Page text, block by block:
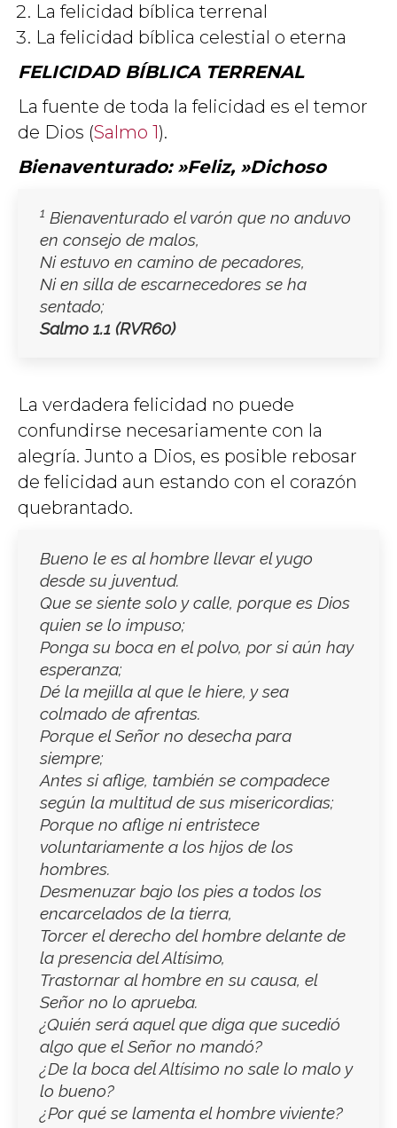
La felicidad bíblica terrenal
La felicidad bíblica celestial o eterna
FELICIDAD BÍBLICA TERRENAL
La fuente de toda la felicidad es el temor
de Dios (Salmo 1).
Bienaventurado: »Feliz, »Dichoso
1 Bienaventurado el varón que no anduvo
en consejo de malos,
Ni estuvo en camino de pecadores,
Ni en silla de escarnecedores se ha
sentado;
Salmo 1.1 (RVR60)
La verdadera felicidad no puede
confundirse necesariamente con la
alegría. Junto a Dios, es posible rebosar
de felicidad aun estando con el corazón
quebrantado.
Bueno le es al hombre llevar el yugo
desde su juventud.
Que se siente solo y calle, porque es Dios
quien se lo impuso;
Ponga su boca en el polvo, por si aún hay
esperanza;
Dé la mejilla al que le hiere, y sea
colmado de afrentas.
Porque el Señor no desecha para
siempre;
Antes si aflige, también se compadece
según la multitud de sus misericordias;
Porque no aflige ni entristece
voluntariamente a los hijos de los
hombres.
Desmenuzar bajo los pies a todos los
encarcelados de la tierra,
Torcer el derecho del hombre delante de
la presencia del Altísimo,
Trastornar al hombre en su causa, el
Señor no lo aprueba.
¿Quién será aquel que diga que sucedió
algo que el Señor no mandó?
¿De la boca del Altísimo no sale lo malo y
lo bueno?
¿Por qué se lamenta el hombre viviente?